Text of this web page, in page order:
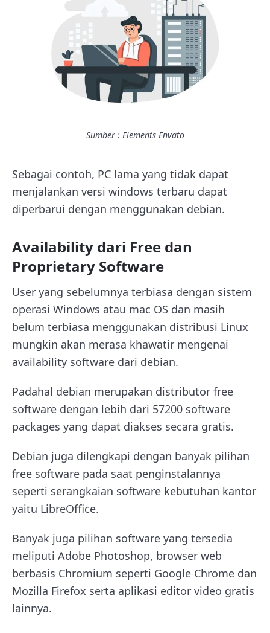
Sumber : Elements Envato
Sebagai contoh, PC lama yang tidak dapat
menjalankan versi windows terbaru dapat
diperbarui dengan menggunakan debian.
Availability dari Free dan
Proprietary Software
User yang sebelumnya terbiasa dengan sistem
operasi Windows atau mac OS dan masih
belum terbiasa menggunakan distribusi Linux
mungkin akan merasa khawatir mengenai
availability software dari debian.
Padahal debian merupakan distributor free
software dengan lebih dari 57200 software
packages yang dapat diakses secara gratis.
Debian juga dilengkapi dengan banyak pilihan
free software pada saat penginstalannya
seperti serangkaian software kebutuhan kantor
yaitu LibreOffice.
Banyak juga pilihan software yang tersedia
meliputi Adobe Photoshop, browser web
berbasis Chromium seperti Google Chrome dan
Mozilla Firefox serta aplikasi editor video gratis
lainnya.